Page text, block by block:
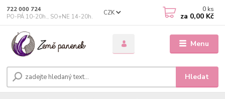
Menu
CZK
Hledat
722 000 724
PO-PÁ 10-20h., SO+NE 14-20h.
0 ks
za 0,00 Kč